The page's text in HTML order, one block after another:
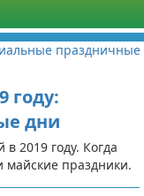
году:
дни
2019 году. Когда
майские праздники.